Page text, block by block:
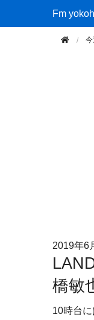
Fm
Fm
2019年6
橋敏
10時台